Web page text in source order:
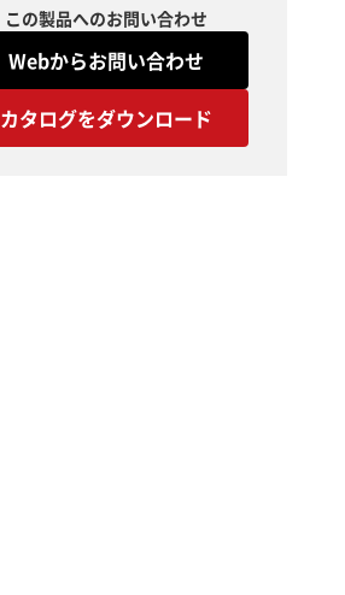
この製品へのお問い合わせ
Webからお問い合わせ
カタログをダウンロード